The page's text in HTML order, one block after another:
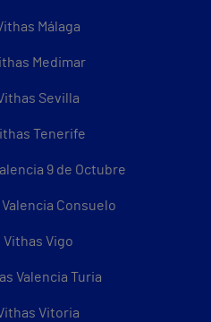
Málaga
Medimar
Sevilla
Tenerife
9 de Octubre
Consuelo
Vithas Vigo
Valencia Turia
Vitoria